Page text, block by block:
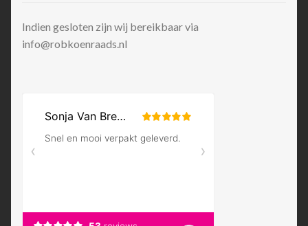
Indien gesloten zijn wij bereikbaar via
info@robkoenraads.nl